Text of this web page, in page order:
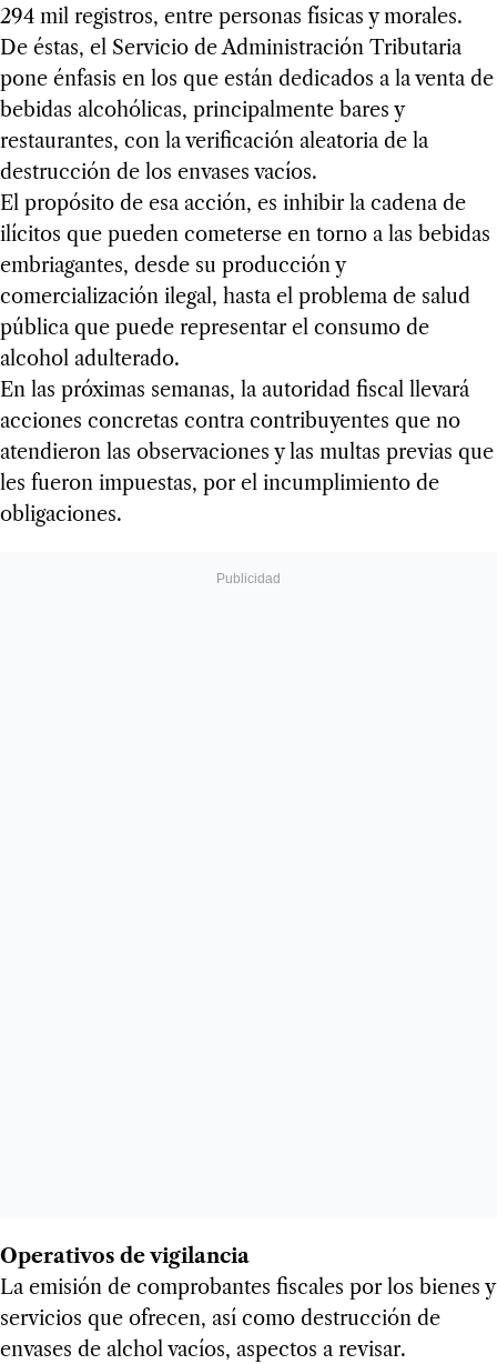
294 mil registros, entre personas físicas y morales.
De éstas, el Servicio de Administración Tributaria
pone énfasis en los que están dedicados a la venta de
bebidas alcohólicas, principalmente bares y
restaurantes, con la verificación aleatoria de la
destrucción de los envases vacíos.
El propósito de esa acción, es inhibir la cadena de
ilícitos que pueden cometerse en torno a las bebidas
embriagantes, desde su producción y
comercialización ilegal, hasta el problema de salud
pública que puede representar el consumo de
alcohol adulterado.
En las próximas semanas, la autoridad fiscal llevará
acciones concretas contra contribuyentes que no
atendieron las observaciones y las multas previas que
les fueron impuestas, por el incumplimiento de
obligaciones.
Operativos de vigilancia
La emisión de comprobantes fiscales por los bienes y
servicios que ofrecen, así como destrucción de
envases de alchol vacíos, aspectos a revisar.